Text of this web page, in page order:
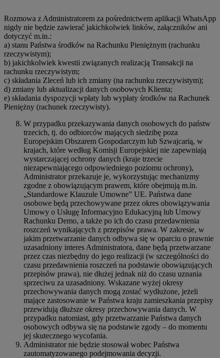
Rozmowa z Administratorem za pośrednictwem aplikacji WhatsApp
nigdy nie będzie zawierać jakichkolwiek linków, załączników ani
dotyczyć m.in.:
a) stanu Państwa środków na Rachunku Pieniężnym (rachunku
rzeczywistym);
b) jakichkolwiek kwestii związanych realizacją Transakcji na
rachunku rzeczywistym;
c) składania Zleceń lub ich zmiany (na rachunku rzeczywistym);
d) zmiany lub aktualizacji danych osobowych Klienta;
e) składania dyspozycji wpłaty lub wypłaty środków na Rachunek
Pieniężny (rachunek rzeczywisty).
W przypadku przekazywania danych osobowych do państw
trzecich, tj. do odbiorców mających siedzibę poza
Europejskim Obszarem Gospodarczym lub Szwajcarią, w
krajach, które według Komisji Europejskiej nie zapewniają
wystarczającej ochrony danych (kraje trzecie
niezapewniającego odpowiedniego poziomu ochrony),
Administrator przekazuje je, wykorzystując mechanizmy
zgodne z obowiązującym prawem, które obejmują m.in.
„Standardowe Klauzule Umowne” UE. Państwa dane
osobowe będą przechowywane przez okres obowiązywania
Umowy o Usługę Informacyjno Edukacyjną lub Umowy
Rachunku Demo, a także po ich do czasu przedawnienia
roszczeń wynikających z przepisów prawa. W zakresie, w
jakim przetwarzanie danych odbywa się w oparciu o prawnie
uzasadniony interes Administratora, dane będą przetwarzane
przez czas niezbędny do jego realizacji (w szczególności do
czasu przedawnienia roszczeń na podstawie obowiązujących
przepisów prawa), nie dłużej jednak niż do czasu uznania
sprzeciwu za uzasadniony. Wskazane wyżej okresy
przechowywania danych mogą zostać wydłużone, jeżeli
mające zastosowanie w Państwa kraju zamieszkania przepisy
przewidują dłuższe okresy przechowywania danych. W
przypadku natomiast, gdy przetwarzanie Państwa danych
osobowych odbywa się na podstawie zgody – do momentu
jej skutecznego wycofania.
Administrator nie będzie stosował wobec Państwa
zautomatyzowanego podejmowania decyzji.